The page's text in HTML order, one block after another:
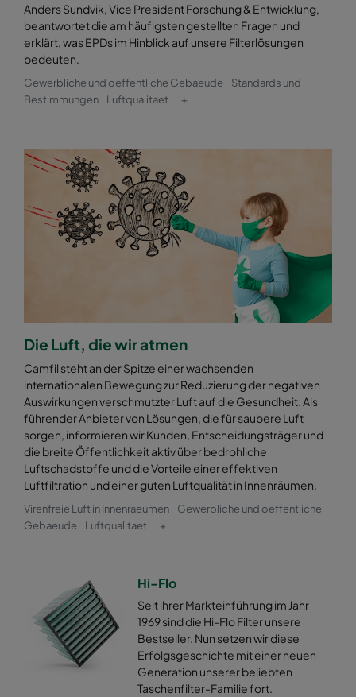
Anders Sundvik, Vice President Forschung & Entwicklung,
beantwortet die am häufigsten gestellten Fragen und
erklärt, was EPDs im Hinblick auf unsere Filterlösungen
bedeuten.
Gewerbliche und oeffentliche Gebaeude
Standards und
Bestimmungen
Luftqualitaet +
Die Luft, die wir atmen
Camfil steht an der Spitze einer wachsenden
internationalen Bewegung zur Reduzierung der negativen
Auswirkungen verschmutzter Luft auf die Gesundheit. Als
führender Anbieter von Lösungen, die für saubere Luft
sorgen, informieren wir Kunden, Entscheidungsträger und
die breite Öffentlichkeit aktiv über bedrohliche
Luftschadstoffe und die Vorteile einer effektiven
Luftfiltration und einer guten Luftqualität in Innenräumen.
Virenfreie Luft in Innenraeumen
Gewerbliche und oeffentliche
Gebaeude
Luftqualitaet +
Hi-Flo
Seit ihrer Markteinführung im Jahr
1969 sind die Hi-Flo Filter unsere
Bestseller. Nun setzen wir diese
Erfolgsgeschichte mit einer neuen
Generation unserer beliebten
Taschenfilter-Familie fort.